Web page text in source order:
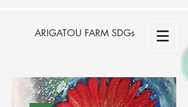
ARIGATOU FARM SDGs